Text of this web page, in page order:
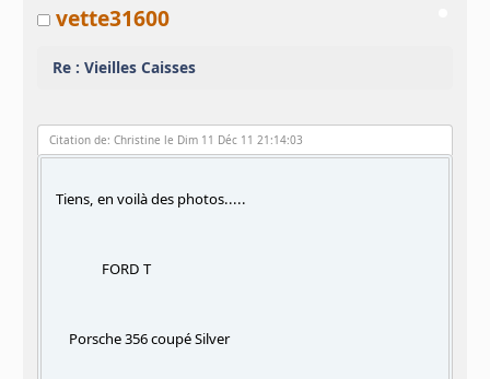
vette31600
Re : Vieilles Caisses
Citation de: Christine le Dim 11 Déc 11 21:14:03
Tiens, en voilà des photos.....
FORD T
Porsche 356 coupé Silver